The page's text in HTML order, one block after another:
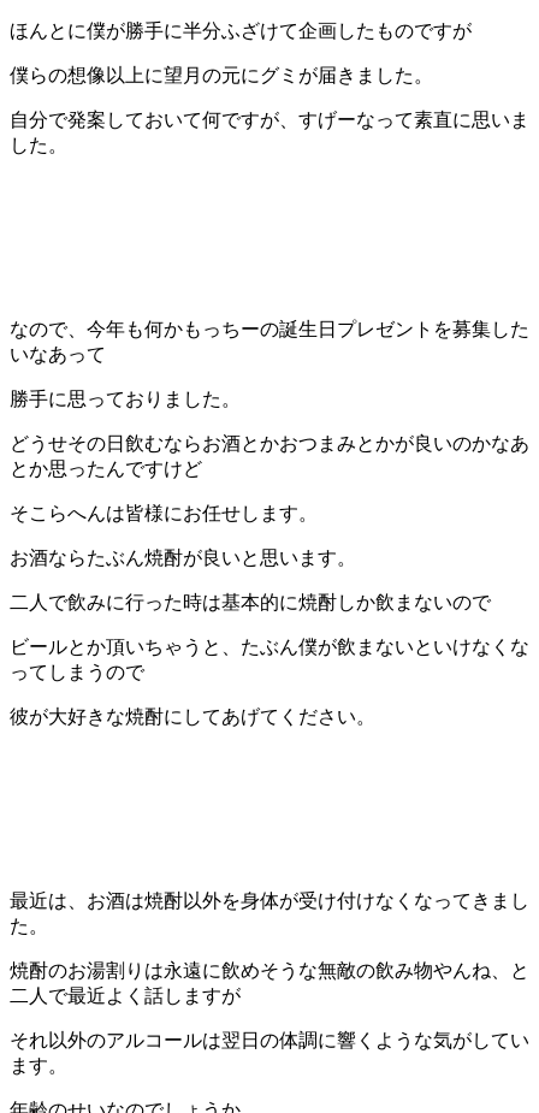
ほんとに僕が勝手に半分ふざけて企画したものですが
僕らの想像以上に望月の元にグミが届きました。
自分で発案しておいて何ですが、すげーなって素直に思いま
した。
なので、今年も何かもっちーの誕生日プレゼントを募集した
いなあって
勝手に思っておりました。
どうせその日飲むならお酒とかおつまみとかが良いのかなあ
とか思ったんですけど
そこらへんは皆様にお任せします。
お酒ならたぶん焼酎が良いと思います。
二人で飲みに行った時は基本的に焼酎しか飲まないので
ビールとか頂いちゃうと、たぶん僕が飲まないといけなくな
ってしまうので
彼が大好きな焼酎にしてあげてください。
最近は、お酒は焼酎以外を身体が受け付けなくなってきまし
た。
焼酎のお湯割りは永遠に飲めそうな無敵の飲み物やんね、と
二人で最近よく話しますが
それ以外のアルコールは翌日の体調に響くような気がしてい
ます。